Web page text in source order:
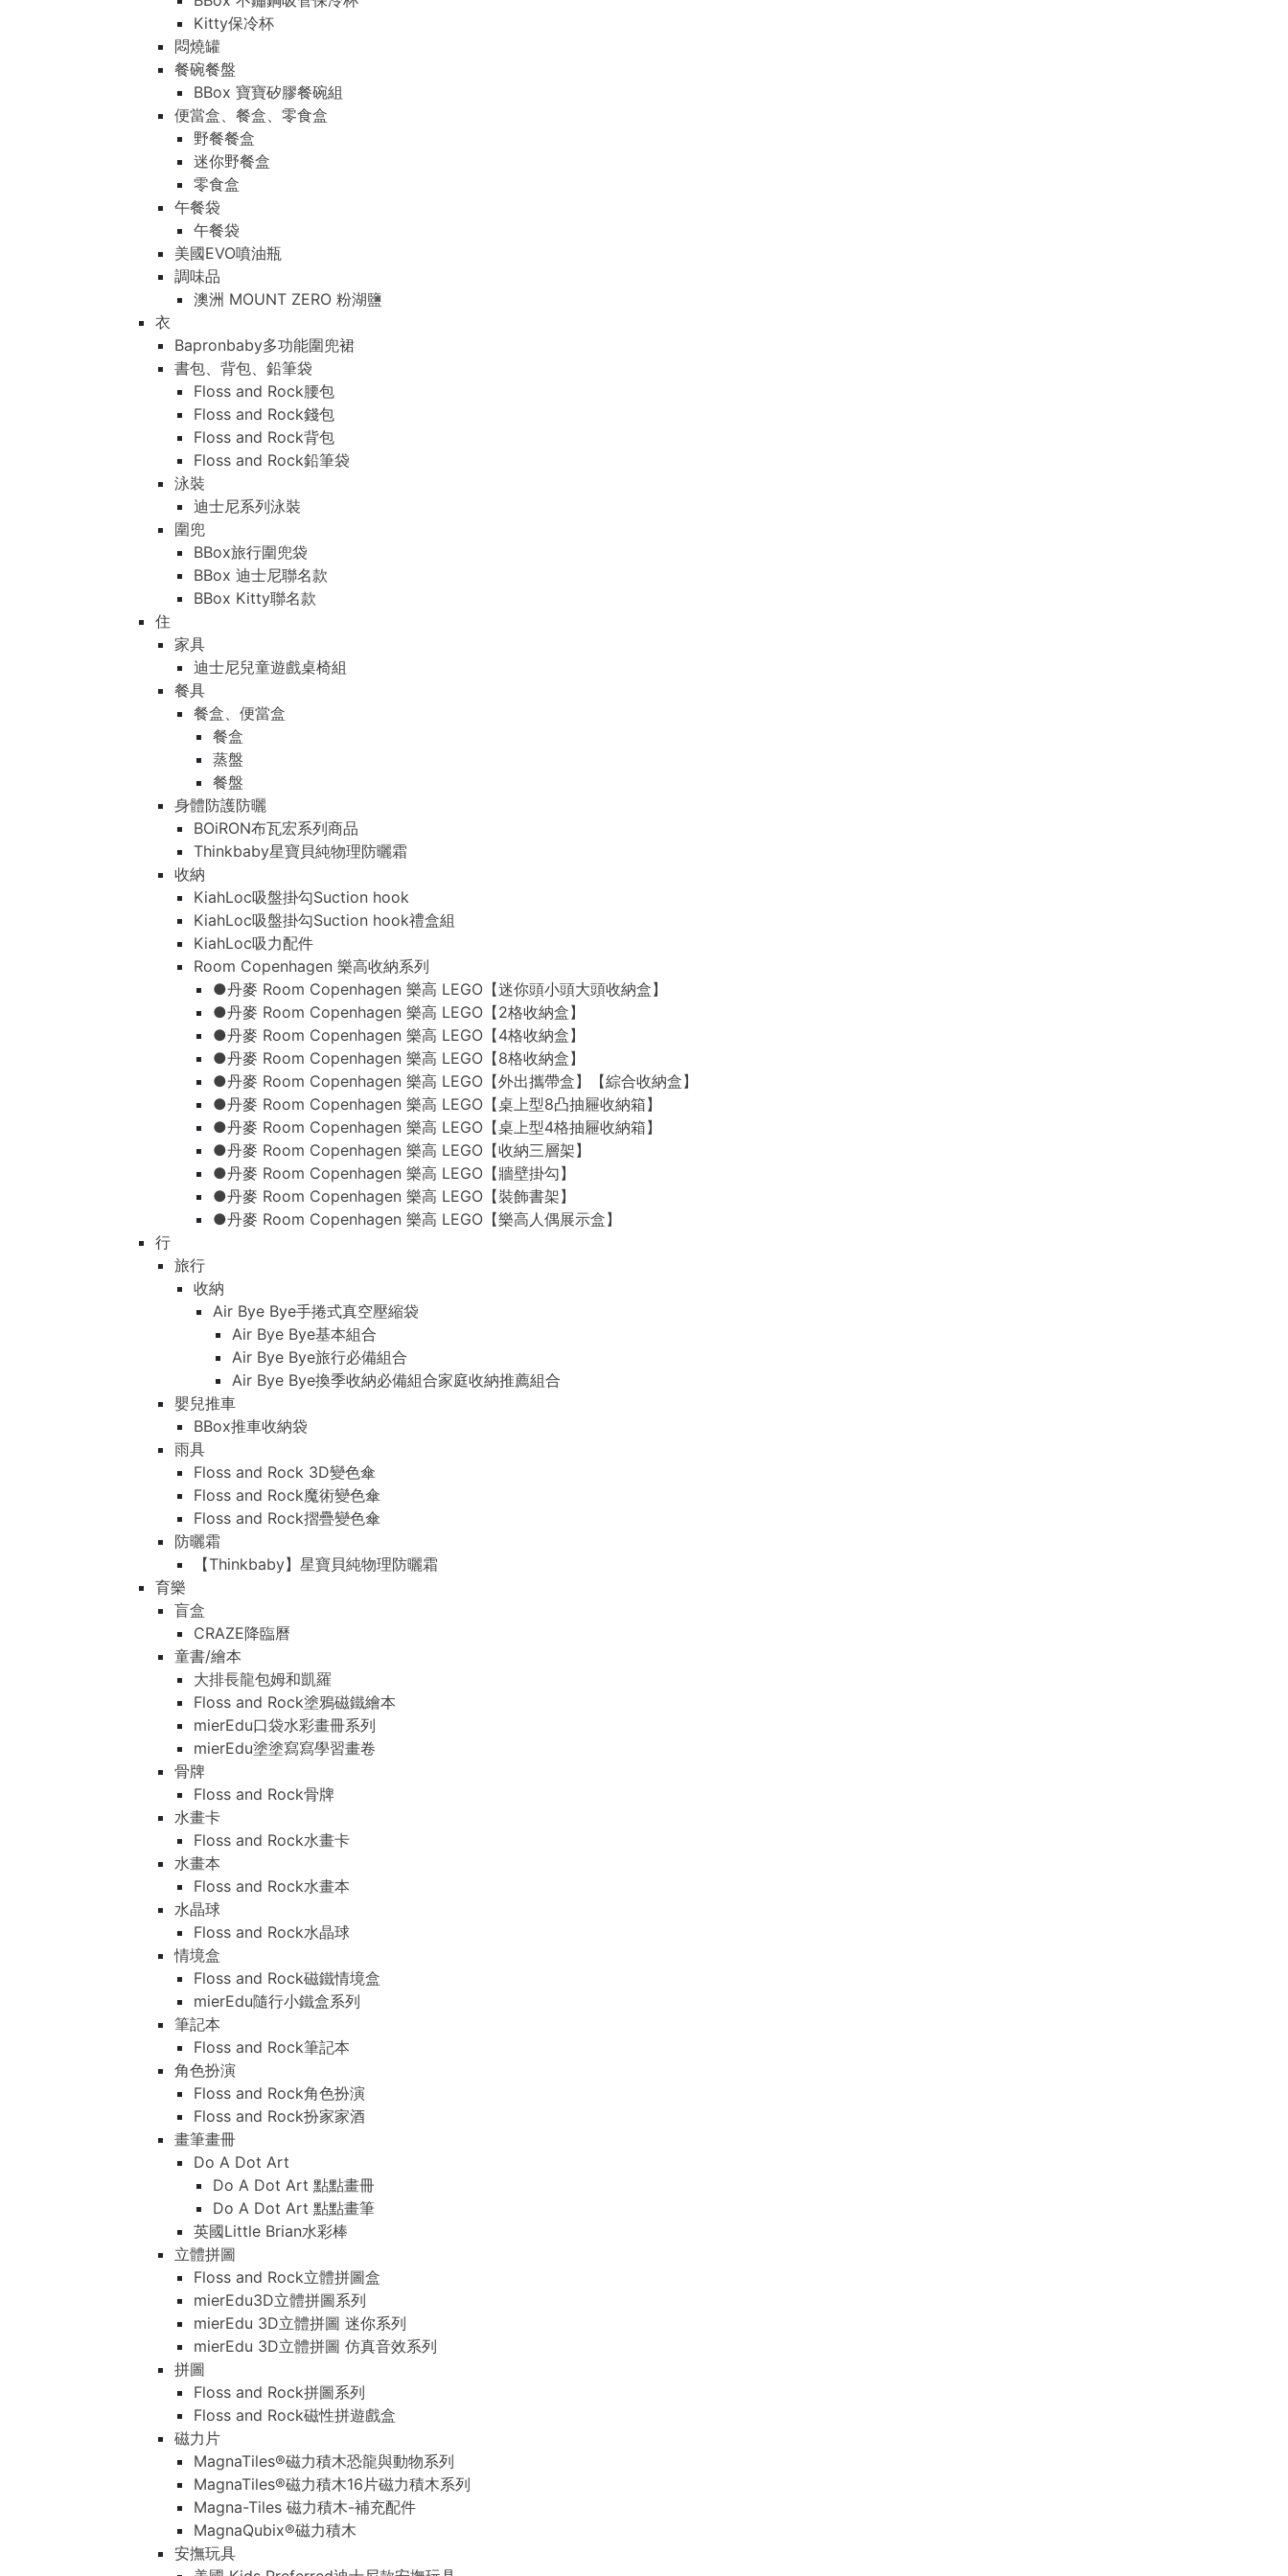
Kitty保冷杯
悶燒罐
餐碗餐盤
BBox 寶寶矽膠餐碗組
便當盒、餐盒、零食盒
野餐餐盒
迷你野餐盒
零食盒
午餐袋
午餐袋
美國EVO噴油瓶
調味品
澳洲 MOUNT ZERO 粉湖鹽
衣
Bapronbaby多功能圍兜裙
書包、背包、鉛筆袋
Floss and Rock腰包
Floss and Rock錢包
Floss and Rock背包
Floss and Rock鉛筆袋
泳裝
迪士尼系列泳裝
圍兜
BBox旅行圍兜袋
BBox 迪士尼聯名款
BBox Kitty聯名款
住
家具
迪士尼兒童遊戲桌椅組
餐具
餐盒、便當盒
餐盒
蒸盤
餐盤
身體防護防曬
BOiRON布瓦宏系列商品
Thinkbaby星寶貝純物理防曬霜
收納
KiahLoc吸盤掛勾Suction hook
KiahLoc吸盤掛勾Suction hook禮盒組
KiahLoc吸力配件
Room Copenhagen 樂高收納系列
●丹麥 Room Copenhagen 樂高 LEGO【迷你頭小頭大頭收納盒】
●丹麥 Room Copenhagen 樂高 LEGO【2格收納盒】
●丹麥 Room Copenhagen 樂高 LEGO【4格收納盒】
●丹麥 Room Copenhagen 樂高 LEGO【8格收納盒】
●丹麥 Room Copenhagen 樂高 LEGO【外出攜帶盒】【綜合收納盒】
●丹麥 Room Copenhagen 樂高 LEGO【桌上型8凸抽屜收納箱】
●丹麥 Room Copenhagen 樂高 LEGO【桌上型4格抽屜收納箱】
●丹麥 Room Copenhagen 樂高 LEGO【收納三層架】
●丹麥 Room Copenhagen 樂高 LEGO【牆壁掛勾】
●丹麥 Room Copenhagen 樂高 LEGO【裝飾書架】
●丹麥 Room Copenhagen 樂高 LEGO【樂高人偶展示盒】
行
旅行
收納
Air Bye Bye手捲式真空壓縮袋
Air Bye Bye基本組合
Air Bye Bye旅行必備組合
Air Bye Bye換季收納必備組合家庭收納推薦組合
嬰兒推車
BBox推車收納袋
雨具
Floss and Rock 3D變色傘
Floss and Rock魔術變色傘
Floss and Rock摺疊變色傘
防曬霜
【Thinkbaby】星寶貝純物理防曬霜
育樂
盲盒
CRAZE降臨曆
童書/繪本
大排長龍包姆和凱羅
Floss and Rock塗鴉磁鐵繪本
mierEdu口袋水彩畫冊系列
mierEdu塗塗寫寫學習畫卷
骨牌
Floss and Rock骨牌
水畫卡
Floss and Rock水畫卡
水畫本
Floss and Rock水畫本
水晶球
Floss and Rock水晶球
情境盒
Floss and Rock磁鐵情境盒
mierEdu隨行小鐵盒系列
筆記本
Floss and Rock筆記本
角色扮演
Floss and Rock角色扮演
Floss and Rock扮家家酒
畫筆畫冊
Do A Dot Art
Do A Dot Art 點點畫冊
Do A Dot Art 點點畫筆
英國Little Brian水彩棒
立體拼圖
Floss and Rock立體拼圖盒
mierEdu3D立體拼圖系列
mierEdu 3D立體拼圖 迷你系列
mierEdu 3D立體拼圖 仿真音效系列
拼圖
Floss and Rock拼圖系列
Floss and Rock磁性拼遊戲盒
磁力片
MagnaTiles®磁力積木恐龍與動物系列
MagnaTiles®磁力積木16片磁力積木系列
Magna-Tiles 磁力積木-補充配件
MagnaQubix®磁力積木
安撫玩具